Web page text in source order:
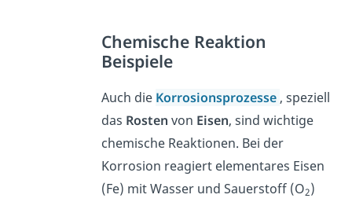
Chemische Reaktion
Beispiele
Auch die Korrosionsprozesse , speziell
das Rosten von Eisen, sind wichtige
chemische Reaktionen. Bei der
Korrosion reagiert elementares Eisen
(Fe) mit Wasser und Sauerstoff (O2)